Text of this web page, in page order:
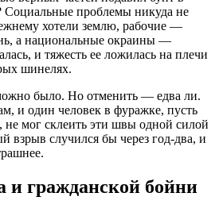
Социальные проблемы никуда не
хотели землю, рабочие —
а национальные окраины —
и тяжесть ее ложилась на плечи
шинелях.
было. Но отменить — едва ли.
и один человек в фуражке, пусть
мог склеить эти швы одной силой
взрыв случился бы через год-два, и
и гражданской бойни